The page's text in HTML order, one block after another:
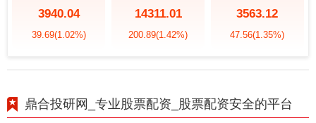
3940.04
39.69(1.02%)
14311.01
200.89(1.42%)
3563.12
47.56(1.35%)
鼎合投研网_专业股票配资_股票配资安全的平台